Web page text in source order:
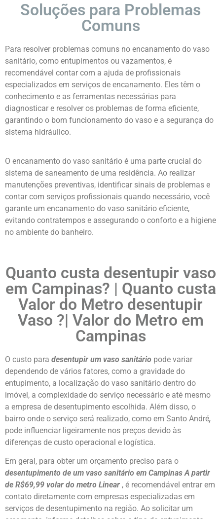
Soluções para Problemas
Comuns
Para resolver problemas comuns no encanamento do vaso
sanitário, como entupimentos ou vazamentos, é
recomendável contar com a ajuda de profissionais
especializados em serviços de encanamento. Eles têm o
conhecimento e as ferramentas necessárias para
diagnosticar e resolver os problemas de forma eficiente,
garantindo o bom funcionamento do vaso e a segurança do
sistema hidráulico.
O encanamento do vaso sanitário é uma parte crucial do
sistema de saneamento de uma residência. Ao realizar
manutenções preventivas, identificar sinais de problemas e
contar com serviços profissionais quando necessário, você
garante um encanamento do vaso sanitário eficiente,
evitando contratempos e assegurando o conforto e a higiene
no ambiente do banheiro.
Quanto custa desentupir vaso
em Campinas? | Quanto custa
Valor do Metro desentupir
Vaso ?| Valor do Metro em
Campinas
O custo para desentupir um vaso sanitário pode variar
dependendo de vários fatores, como a gravidade do
entupimento, a localização do vaso sanitário dentro do
imóvel, a complexidade do serviço necessário e até mesmo
a empresa de desentupimento escolhida. Além disso, o
bairro onde o serviço será realizado, como em Santo André,
pode influenciar ligeiramente nos preços devido às
diferenças de custo operacional e logística.
Em geral, para obter um orçamento preciso para o
desentupimento de um vaso sanitário em CampinasA partir
de R$69,99 volar do metro Linear , é recomendável entrar em
contato diretamente com empresas especializadas em
serviços de desentupimento na região. Ao solicitar um